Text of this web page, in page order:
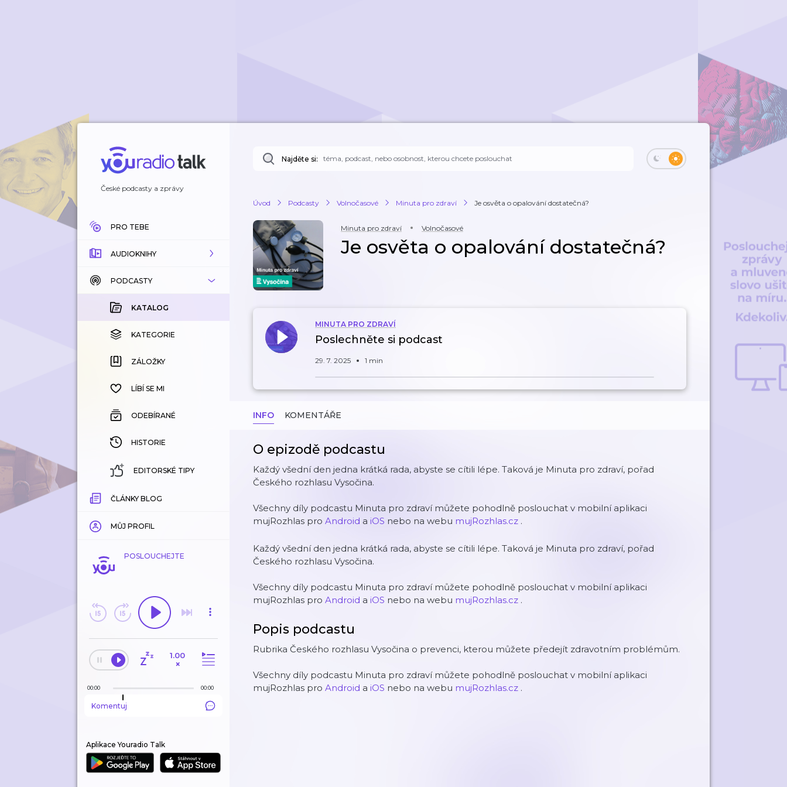
České podcasty a zprávy
PRO TEBE
AUDIOKNIHY
KATALOG
KOUPENÉ
KATEGORIE
ZÁLOŽKY
HISTORIE
PODCASTY
KATALOG
KATEGORIE
ZÁLOŽKY
LÍBÍ SE MI
ODEBÍRANÉ
HISTORIE
EDITORSKÉ TIPY
ČLÁNKY BLOG
MŮJ PROFIL
POSLOUCHEJTE
1.00
×
00:00 00:00
Komentuj
Aplikace Youradio Talk
Najděte si:
Úvod Podcasty Volnočasové Minuta pro zdraví Je osvěta o opalování dostatečná?
Minuta pro zdraví Volnočasové
Je osvěta o opalování dostatečná?
MINUTA PRO ZDRAVÍ
Poslechněte si podcast
29. 7. 2025 1 min
INFO KOMENTÁŘE
O epizodě podcastu
Každý všední den jedna krátká rada, abyste se cítili lépe. Taková je Minuta pro zdraví, pořad
Českého rozhlasu Vysočina.
Všechny díly podcastu Minuta pro zdraví můžete pohodlně poslouchat v mobilní aplikaci
mujRozhlas pro Android a iOS nebo na webu mujRozhlas.cz .
Každý všední den jedna krátká rada, abyste se cítili lépe. Taková je Minuta pro zdraví, pořad
Českého rozhlasu Vysočina.
Všechny díly podcastu Minuta pro zdraví můžete pohodlně poslouchat v mobilní aplikaci
mujRozhlas pro Android a iOS nebo na webu mujRozhlas.cz .
Popis podcastu
Rubrika Českého rozhlasu Vysočina o prevenci, kterou můžete předejít zdravotním problémům.
Všechny díly podcastu Minuta pro zdraví můžete pohodlně poslouchat v mobilní aplikaci
mujRozhlas pro Android a iOS nebo na webu mujRozhlas.cz .